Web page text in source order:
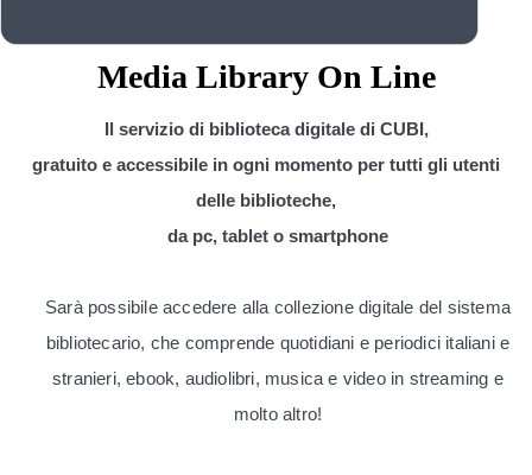
Media Library On Line
Il servizio di biblioteca digitale di CUBI,
gratuito e accessibile in ogni momento per tutti gli utenti
delle biblioteche,
da pc, tablet o smartphone
Sarà possibile accedere alla collezione digitale del sistema
bibliotecario, che comprende quotidiani e periodici italiani e
stranieri, ebook, audiolibri, musica e video in streaming e
molto altro!